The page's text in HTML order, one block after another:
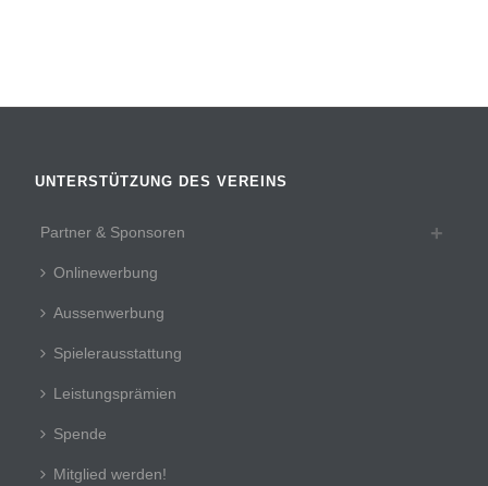
UNTERSTÜTZUNG DES VEREINS
Partner & Sponsoren
Onlinewerbung
Aussenwerbung
Spielerausstattung
Leistungsprämien
Spende
Mitglied werden!